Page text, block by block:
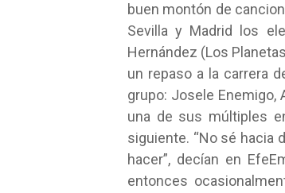
buen montón de
Sevilla y Madrid los
Hernández (Los
un repaso a la carrera
grupo: Josele Enemigo,
una de sus múltiples
siguiente. “No sé hacia
hacer”, decían en
entonces